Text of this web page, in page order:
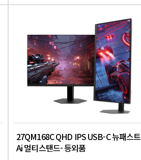
27QM168C QHD IPS USB-C 뉴패스트
Ai 멀티스탠드- 등외품